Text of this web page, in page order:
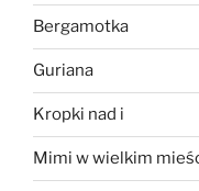
Bergamotka
Guriana
Kropki nad i
Mimi w wielkim